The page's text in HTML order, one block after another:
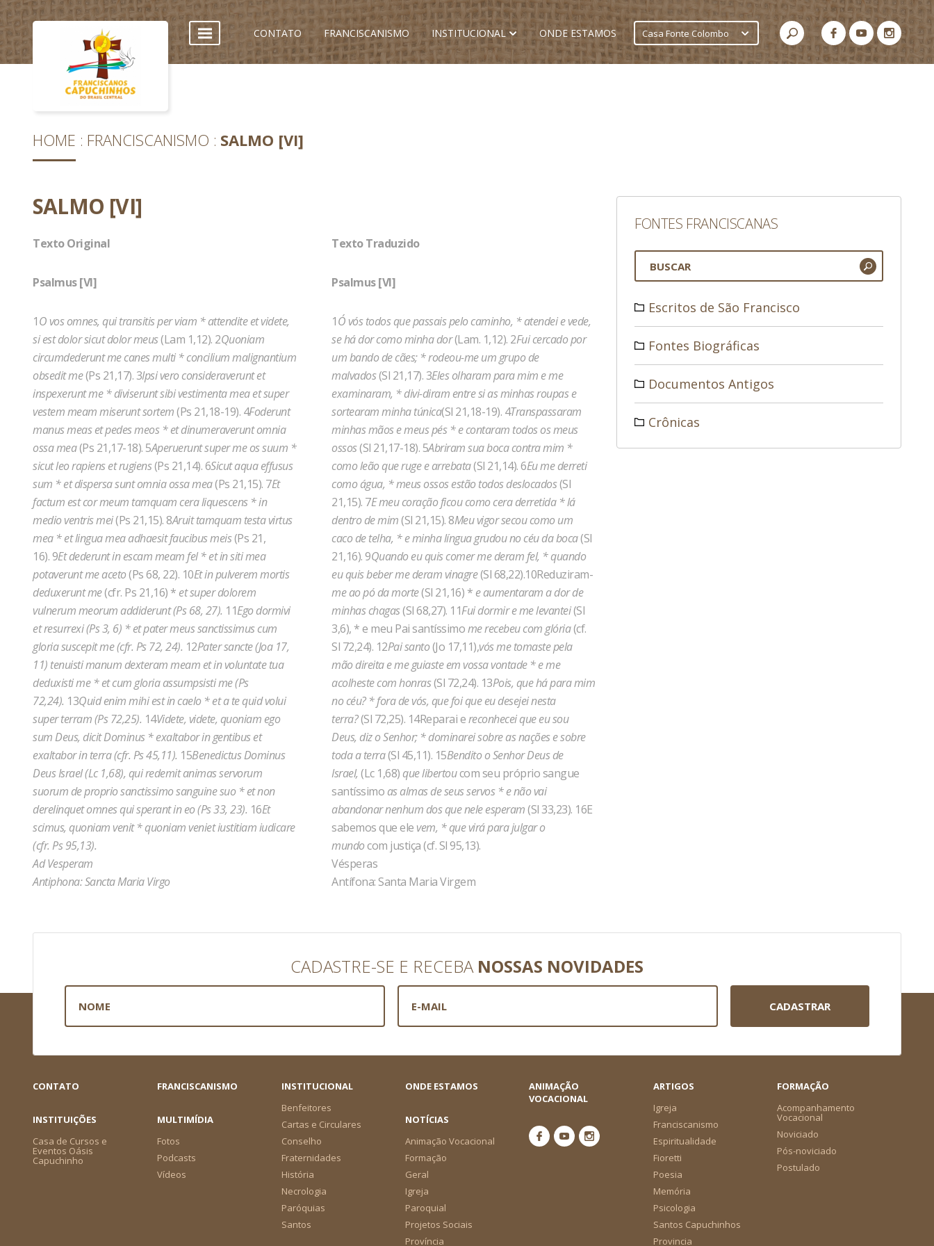
CONTATO FRANCISCANISMO INSTITUCIONAL ONDE ESTAMOS Casa Fonte Colombo
HOME FRANCISCANISMO SALMO [VI]
SALMO [VI]
Texto Original
Psalmus [VI]
1O vos omnes, qui transitis per viam * attendite et videte,
si est dolor sicut dolor meus(Lam 1,12). 2Quoniam
circumdederunt me canes multi * concilium malignantium
obsedit me(Ps 21,17). 3Ipsi vero consideraverunt et
inspexerunt me * diviserunt sibi vestimenta mea et super
vestem meam miserunt sortem(Ps 21,18-19). 4Foderunt
manus meas et pedes meos * et dinumeraverunt omnia
ossa mea(Ps 21,17-18). 5Aperuerunt super me os suum *
sicut leo rapiens et rugiens(Ps 21,14). 6Sicut aqua effusus
sum * et dispersa sunt omnia ossa mea(Ps 21,15). 7Et
factum est cor meum tamquam cera liquescens * in
medio ventris mei(Ps 21,15). 8Aruit tamquam testa virtus
mea * et lingua mea adhaesit faucibus meis(Ps 21,
16). 9Et dederunt in escam meam fel * et in siti mea
potaverunt me aceto(Ps 68, 22). 10Et in pulverem mortis
deduxerunt me(cfr. Ps 21,16) * et super dolorem
vulnerum meorum addiderunt (Ps 68, 27). 11Ego dormivi
et resurrexi (Ps 3, 6) * et pater meus sanctissimus cum
gloria suscepit me (cfr. Ps 72, 24). 12Pater sancte (Joa 17,
11) tenuisti manum dexteram meam et in voluntate tua
deduxisti me * et cum gloria assumpsisti me (Ps
72,24). 13Quid enim mihi est in caelo * et a te quid volui
super terram (Ps 72,25). 14Videte, videte, quoniam ego
sum Deus, dicit Dominus * exaltabor in gentibus et
exaltabor in terra (cfr. Ps 45,11). 15Benedictus Dominus
Deus Israel (Lc 1,68), qui redemit animas servorum
suorum de proprio sanctissimo sanguine suo * et non
derelinquet omnes qui sperant in eo (Ps 33, 23). 16Et
scimus, quoniam venit * quoniam veniet iustitiam iudicare
(cfr. Ps 95,13).
Ad Vesperam
Antiphona: Sancta Maria Virgo
Texto Traduzido
Psalmus [VI]
1Ó vós todos que passais pelo caminho, * atendei e vede,
se há dor como minha dor(Lam. 1,12). 2Fui cercado por
um bando de cães; * rodeou-me um grupo de
malvados(Sl 21,17). 3Eles olharam para mim e me
examinaram, * divi-diram entre si as minhas roupas e
sortearam minha túnica(Sl 21,18-19). 4Transpassaram
minhas mãos e meus pés * e contaram todos os meus
ossos(Sl 21,17-18). 5Abriram sua boca contra mim *
como leão que ruge e arrebata(Sl 21,14). 6Eu me derreti
como água, * meus ossos estão todos deslocados(Sl
21,15). 7E meu coração ficou como cera derretida * lá
dentro de mim(Sl 21,15). 8Meu vigor secou como um
caco de telha, * e minha língua grudou no céu da boca(Sl
21,16). 9Quando eu quis comer me deram fel, * quando
eu quis beber me deram vinagre(Sl 68,22).10Reduziram-
me ao pó da morte(Sl 21,16) * e aumentaram a dor de
minhas chagas(Sl 68,27). 11Fui dormir e me levantei(Sl
3,6), * e meu Pai santíssimome recebeu com glória(cf.
Sl 72,24). 12Pai santo(Jo 17,11),vós me tomaste pela
mão direita e me guiaste em vossa vontade * e me
acolheste com honras(Sl 72,24). 13Pois, que há para mim
no céu? * fora de vós, que foi que eu desejei nesta
terra?(Sl 72,25). 14Reparai ereconhecei que eu sou
Deus, diz o Senhor; * dominarei sobre as nações e sobre
toda a terra(Sl 45,11). 15Bendito o Senhor Deus de
Israel, (Lc 1,68) que libertoucom seu próprio sangue
santíssimo as almas de seus servos * e não vai
abandonar nenhum dos que nele esperam(Sl 33,23). 16E
sabemos que ele vem, * que virá para julgar o
mundocom justiça (cf. Sl 95,13).
Vésperas
Antífona: Santa Maria Virgem
FONTES FRANCISCANAS
Escritos de São Francisco
Fontes Biográficas
Documentos Antigos
Crônicas
CADASTRE-SE E RECEBA NOSSAS NOVIDADES
CADASTRAR
CONTATO FRANCISCANISMO
INSTITUCIONAL
Benfeitores
Cartas e Circulares
Conselho
Fraternidades
História
Necrologia
Paróquias
Santos
ONDE ESTAMOS
ANIMAÇÃO
VOCACIONAL
ARTIGOS
Igreja
Franciscanismo
Espiritualidade
Fioretti
Poesia
Memória
Psicologia
Santos Capuchinhos
Provincia
FORMAÇÃO
Acompanhamento
Vocacional
Noviciado
Pós-noviciado
Postulado
INSTITUIÇÕES
Casa de Cursos e
Eventos Oásis
Capuchinho
MULTIMÍDIA
Fotos
Podcasts
Vídeos
NOTÍCIAS
Animação Vocacional
Formação
Geral
Igreja
Paroquial
Projetos Sociais
Província